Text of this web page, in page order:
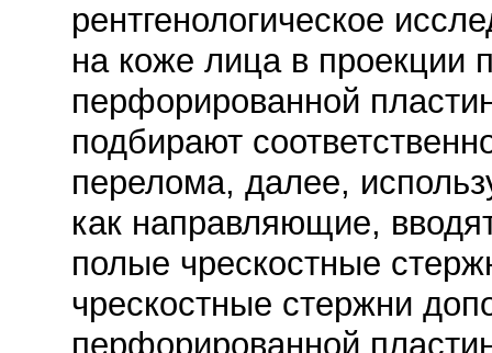
рентгенологическое
на коже лица в проекции
перфорированной
подбирают
перелома, далее,
как направляющие,
полые чрескостные
чрескостные стержни
перфорированной